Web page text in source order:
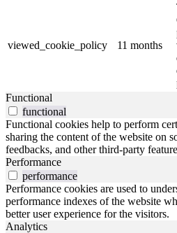
viewed_cookie_policy 11 months
Functional
functional
Functional cookies help to perform
sharing the content of the website on
feedbacks, and other third-party
Performance
performance
Performance cookies are used to
performance indexes of the website
better user experience for the visitors.
Analytics